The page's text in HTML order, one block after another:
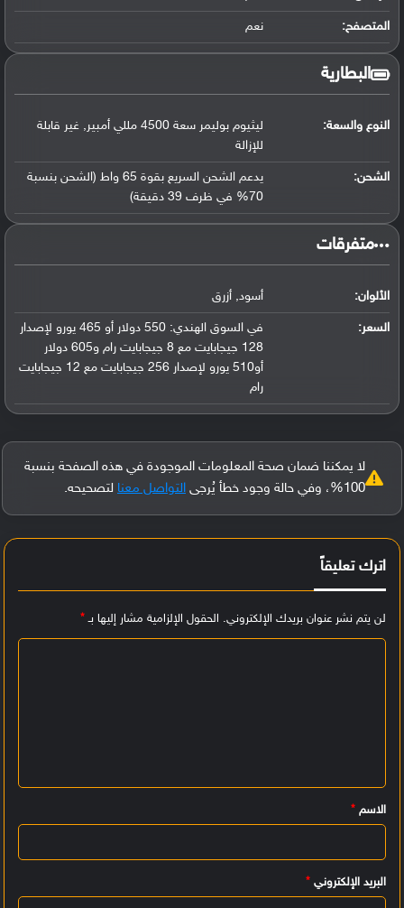
المتصفح: نعم
البطارية
النوع والسعة:
ليثيوم بوليمر سعة 4500 مللي أمبير, غير قابلة
للإزالة
الشحن:
يدعم الشحن السريع بقوة 65 واط (الشحن بنسبة
70% في ظرف 39 دقيقة)
‏متفرقات‏
الألوان: أسود, أزرق
السعر:
في السوق الهندي: 550 دولار أو 465 يورو لإصدار
128 جيجابايت مع 8 جيجابايت رام و605 دولار
أو510 يورو لإصدار 256 جيجابايت مع 12 جيجابايت
رام
لا يمكننا ضمان صحة المعلومات الموجودة في هذه الصفحة بنسبة
100%، وفي حالة وجود خطأ يُرجى
التواصل معنا لتصحيحه.
اترك تعليقاً
لن يتم نشر عنوان بريدك الإلكتروني. الحقول الإلزامية مشار إليها بـ*
ي
ق
الاسم *
البريد الإلكتروني *